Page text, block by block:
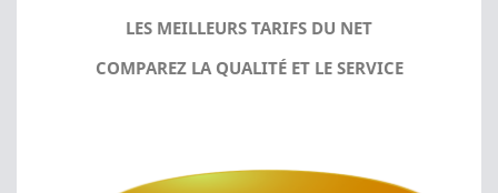
LES MEILLEURS TARIFS DU NET
COMPAREZ LA QUALITÉ ET LE SERVICE